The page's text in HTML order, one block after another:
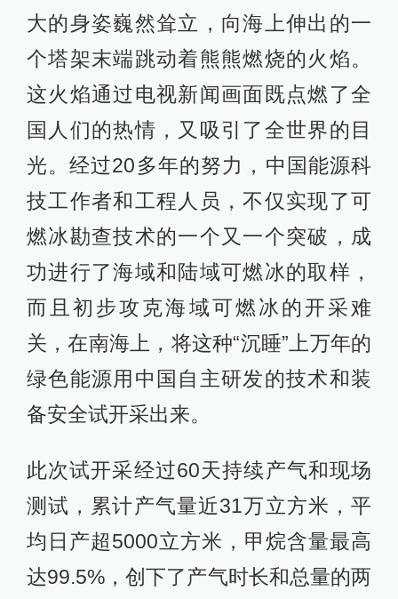
大的身姿巍然耸立，向海上伸出的一
个塔架末端跳动着熊熊燃烧的火焰。
这火焰通过电视新闻画面既点燃了全
国人们的热情，又吸引了全世界的目
光。经过20多年的努力，中国能源科
技工作者和工程人员，不仅实现了可
燃冰勘查技术的一个又一个突破，成
功进行了海域和陆域可燃冰的取样，
而且初步攻克海域可燃冰的开采难
关，在南海上，将这种“沉睡”上万年的
绿色能源用中国自主研发的技术和装
备安全试开采出来。
此次试开采经过60天持续产气和现场
测试，累计产气量近31万立方米，平
均日产超5000立方米，甲烷含量最高
达99.5%，创下了产气时长和总量的两